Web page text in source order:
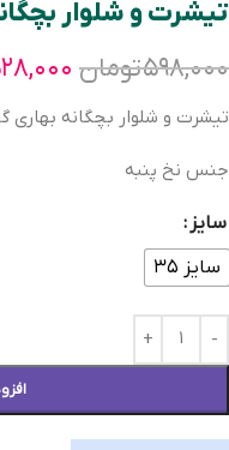
تیشرت و شلوار
۵۹۸,۰۰۰تومان
تیشرت و شلوار بچگانه بهاری
جنس نخ پنبه
سایز
سایز ۳۵